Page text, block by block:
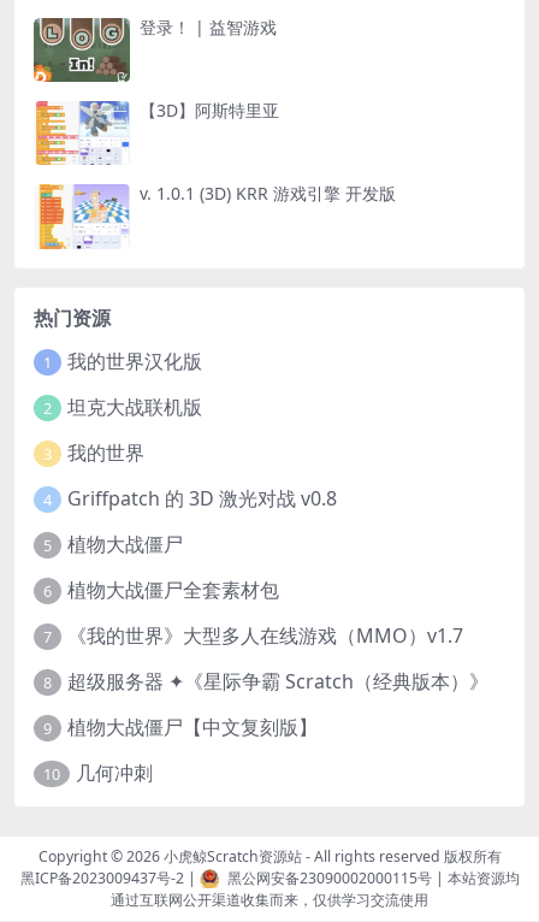
登录！ | 益智游戏
【3D】阿斯特里亚
v. 1.0.1 (3D) KRR 游戏引擎 开发版
热门资源
1 我的世界汉化版
2 坦克大战联机版
3 我的世界
4 Griffpatch 的 3D 激光对战 v0.8
5 植物大战僵尸
6 植物大战僵尸全套素材包
7 《我的世界》大型多人在线游戏（MMO）v1.7
8 超级服务器 ✦《星际争霸 Scratch（经典版本）》
9 植物大战僵尸【中文复刻版】
10 几何冲刺
Copyright © 2026小虎鲸Scratch资源站- All rights reserved 版权所有
黑ICP备2023009437号-2| 黑公网安备23090002000115号| 本站资源均
通过互联网公开渠道收集而来，仅供学习交流使用